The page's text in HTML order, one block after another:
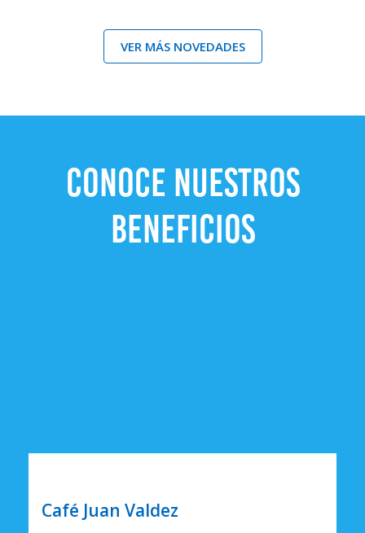
VER MÁS NOVEDADES
CONOCE NUESTROS
BENEFICIOS
Café Juan Valdez